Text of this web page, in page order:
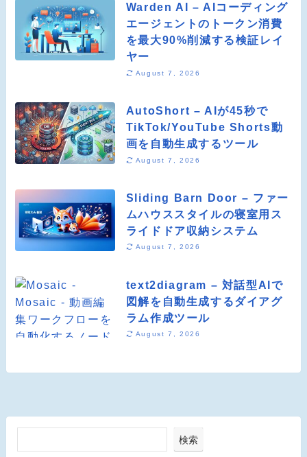
Warden AI – AIコーディング
エージェントのトークン消費
を最大90%削減する検証レイ
ヤー
August 7, 2026
AutoShort – AIが45秒で
TikTok/YouTube Shorts動
画を自動生成するツール
August 7, 2026
Sliding Barn Door – ファー
ムハウススタイルの寝室用ス
ライドドア収納システム
August 7, 2026
text2diagram – 対話型AIで
図解を自動生成するダイアグ
ラム作成ツール
August 7, 2026
検索